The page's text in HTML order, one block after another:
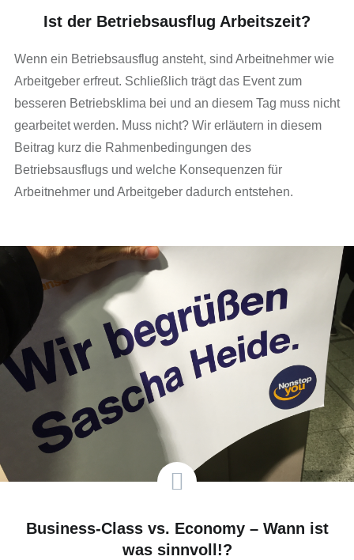
Ist der Betriebsausflug Arbeitszeit?
Wenn ein Betriebsausflug ansteht, sind Arbeitnehmer wie
Arbeitgeber erfreut. Schließlich trägt das Event zum
besseren Betriebsklima bei und an diesem Tag muss nicht
gearbeitet werden. Muss nicht? Wir erläutern in diesem
Beitrag kurz die Rahmenbedingungen des
Betriebsausflugs und welche Konsequenzen für
Arbeitnehmer und Arbeitgeber dadurch entstehen.
Business-Class vs. Economy – Wann ist
was sinnvoll!?